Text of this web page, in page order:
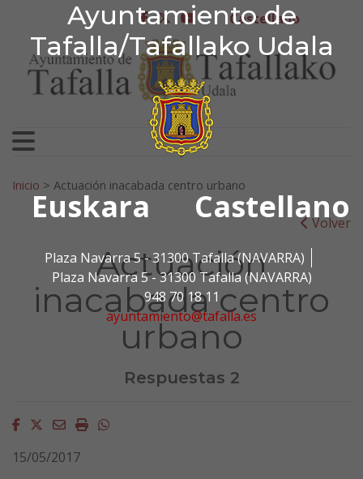
Ayuntamiento de
Tafalla/Tafallako Udala
Euskara Castellano
Plaza Navarra 5 - 31300 Tafalla (NAVARRA)
Plaza Navarra 5 - 31300 Tafalla (NAVARRA)
948 70 18 11
ayuntamiento@tafalla.es
Ir al contenido
Ayuntamiento de
facebook
twitter
youtubeCastellano
Search for:
Inicio > Actuación inacabada centro urbano
Volver
Actuación
inacabada centro
urbano
Respuestas 2
Facebook
Twitter
EmailImprimirWhatsapp
15/05/2017